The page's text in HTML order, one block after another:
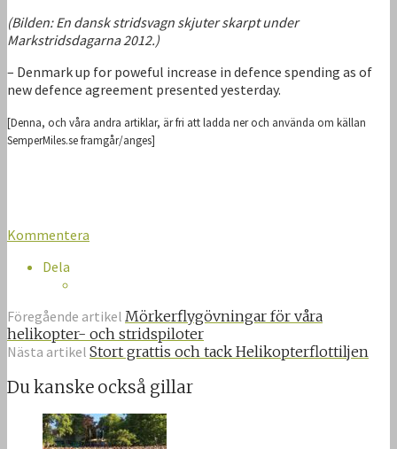
(Bilden: En dansk stridsvagn skjuter skarpt under
Markstridsdagarna 2012.)
– Denmark up for poweful increase in defence spending as of
new defence agreement presented yesterday.
[Denna, och våra andra artiklar, är fri att ladda ner och använda om källan
SemperMiles.se framgår/anges]
Kommentera
Dela
Föregående artikel Mörkerflygövningar för våra
helikopter- och stridspiloter
Nästa artikel Stort grattis och tack Helikopterflottiljen
Du kanske också gillar